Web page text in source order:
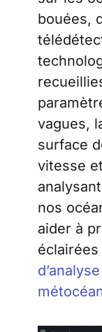
bouées,
vagues,
surface
vitesse
nos
aider à
éclairées